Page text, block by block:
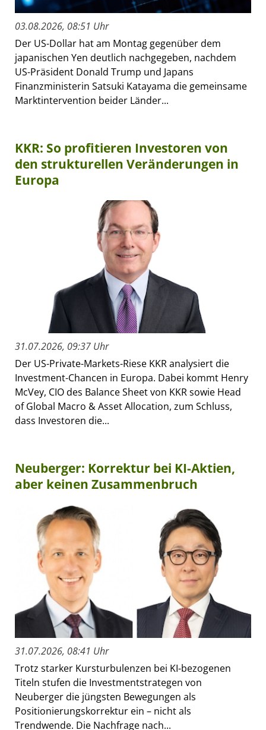
03.08.2026, 08:51 Uhr
Der US-Dollar hat am Montag gegenüber dem
japanischen Yen deutlich nachgegeben, nachdem
US-Präsident Donald Trump und Japans
Finanzministerin Satsuki Katayama die gemeinsame
Marktintervention beider Länder...
KKR: So profitieren Investoren von
den strukturellen Veränderungen in
Europa
31.07.2026, 09:37 Uhr
Der US-Private-Markets-Riese KKR analysiert die
Investment-Chancen in Europa. Dabei kommt Henry
McVey, CIO des Balance Sheet von KKR sowie Head
of Global Macro & Asset Allocation, zum Schluss,
dass Investoren die...
Neuberger: Korrektur bei KI-Aktien,
aber keinen Zusammenbruch
31.07.2026, 08:41 Uhr
Trotz starker Kursturbulenzen bei KI-bezogenen
Titeln stufen die Investmentstrategen von
Neuberger die jüngsten Bewegungen als
Positionierungskorrektur ein – nicht als
Trendwende. Die Nachfrage nach...